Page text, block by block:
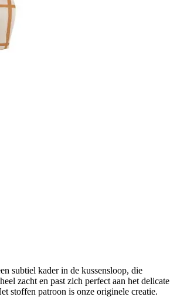
subtiel kader in de kussensloop, die
zacht en past zich perfect aan het delicate
stoffen patroon is onze originele creatie.